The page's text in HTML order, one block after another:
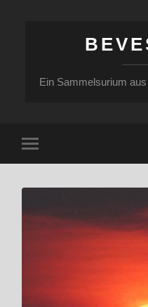
Ein Sammelsurium
Menü